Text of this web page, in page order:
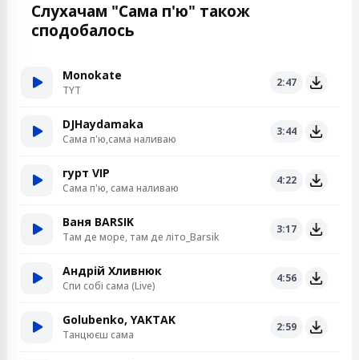
Слухачам "Сама п'ю" також
сподобалось
Monokate
TYT
2:47
DJHaydamaka
Сама п'ю,сама наливаю
3:44
гурт VIP
Сама п'ю, сама наливаю
4:22
Ваня BARSIK
Там де море, там де літо_Barsik
3:17
Андрій Хливнюк
Спи собі сама (Live)
4:56
Golubenko, YAKTAK
Танцюєш сама
2:59